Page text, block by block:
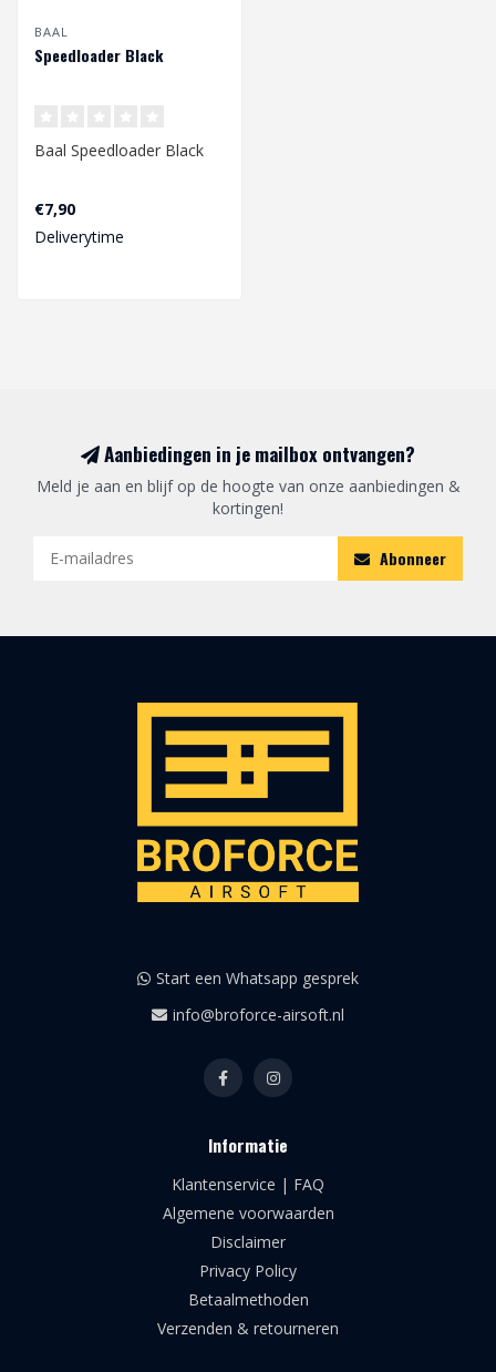
BAAL
Speedloader Black
Baal Speedloader Black
€7,90
Deliverytime
Aanbiedingen in je mailbox ontvangen?
Meld je aan en blijf op de hoogte van onze aanbiedingen &
kortingen!
Abonneer
Start een Whatsapp gesprek
info@broforce-airsoft.nl
Informatie
Klantenservice | FAQ
Algemene voorwaarden
Disclaimer
Privacy Policy
Betaalmethoden
Verzenden & retourneren